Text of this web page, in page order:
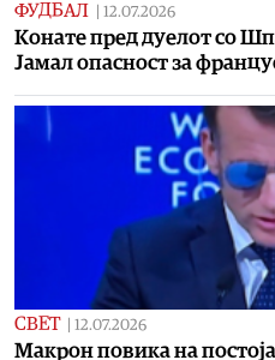
ФУДБАЛ 12.07.2026
Конате пред дуелот со
Јамал опасност за
СВЕТ 12.07.2026
Макрон повика на